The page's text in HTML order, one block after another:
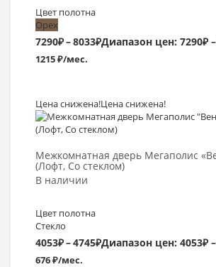
Цвет полотна
Орех
7290₽–8033₽Диапазон цен: 7290₽
1215 ₽/мес.
Цена снижена!Цена снижена!
Межкомнатная дверь Мегаполис
(Лофт, Со стеклом)
В наличии
Цвет полотна
Стекло
4053₽–4745₽Диапазон цен: 4053₽
676 ₽/мес.
Выбрать >